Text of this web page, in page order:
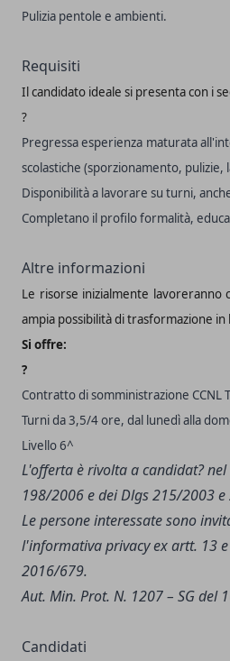
Pulizia pentole e ambienti.
Requisiti
Il candidato ideale si presenta con i
?
Pregressa esperienza maturata
scolastiche (sporzionamento, pulizie,
Disponibilità a lavorare su turni,
Completano il profilo formalità,
Altre informazioni
Le risorse inizialmente
ampia possibilità di trasformazione
Si offre:
?
Contratto di somministrazione CCNL
Turni da 3,5/4 ore, dal lunedì alla
Livello 6^
L'offerta è rivolta a candidat?
198/2006 e dei Dlgs 215/2003
Le persone interessate sono
l'informativa privacyex artt. 13 e
2016/679.
Aut. Min. Prot. N. 1207 – SG del
Candidati